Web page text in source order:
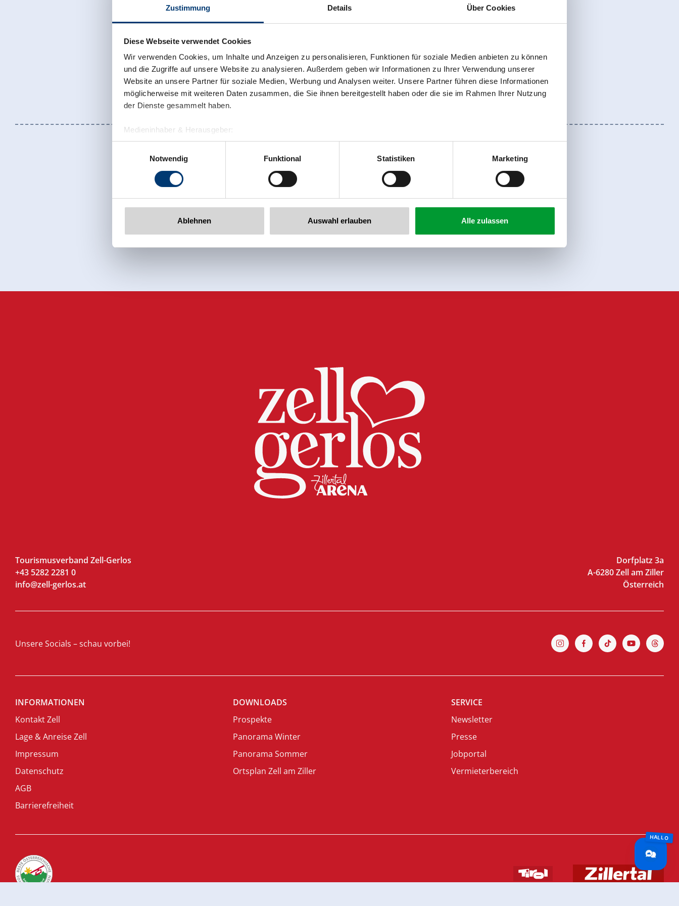
Zustimmung Details Über Cookies
Diese Webseite verwendet Cookies
Wir verwenden Cookies, um Inhalte und Anzeigen zu personalisieren, Funktionen für soziale Medien anbieten zu können
und die Zugriffe auf unsere Website zu analysieren. Außerdem geben wir Informationen zu Ihrer Verwendung unserer
Website an unsere Partner für soziale Medien, Werbung und Analysen weiter. Unsere Partner führen diese Informationen
möglicherweise mit weiteren Daten zusammen, die Sie ihnen bereitgestellt haben oder die sie im Rahmen Ihrer Nutzung
der Dienste gesammelt haben.
Medieninhaber & Herausgeber:
Zeller Bergbahnen Zillertal GmbH & Co KG
Rohr 23// A-6280 Zell am Ziller
www.zillertalarena.com
Notwendig
Funktional Statistiken Marketing
Ablehnen Auswahl erlauben Alle zulassen
Jetzt für den newsletter anmelden! Anmelden
Tourismusverband Zell-Gerlos
+43 5282 2281 0
info@zell-gerlos.at
Dorfplatz 3a
A-6280 Zell am Ziller
Österreich
Unsere Socials – schau vorbei!
INFORMATIONEN
Kontakt Zell
Lage & Anreise Zell
Impressum
Datenschutz
AGB
Barrierefreiheit
DOWNLOADS
Prospekte
Panorama Winter
Panorama Sommer
Ortsplan Zell am Ziller
SERVICE
Newsletter
Presse
Jobportal
Vermieterbereich